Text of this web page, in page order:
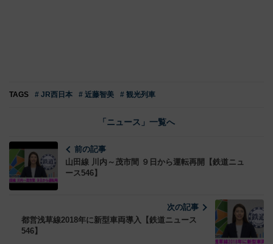
TAGS # JR西日本 # 近藤智美 # 観光列車
「ニュース」一覧へ
前の記事
山田線 川内～茂市間 ９日から運転再開【鉄道ニュ
ース546】
次の記事
都営浅草線2018年に新型車両導入【鉄道ニュース
546】